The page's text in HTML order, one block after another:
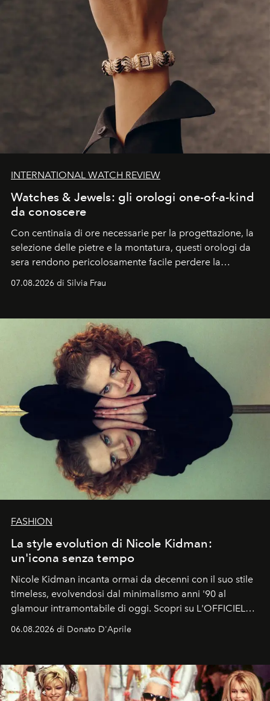
INTERNATIONAL WATCH REVIEW
Watches & Jewels: gli orologi one-of-a-kind
da conoscere
Con centinaia di ore necessarie per la progettazione, la
selezione delle pietre e la montatura, questi orologi da
sera rendono pericolosamente facile perdere la
07.08.2026 di Silvia Frau
FASHION
La style evolution di Nicole Kidman:
un'icona senza tempo
Nicole Kidman incanta ormai da decenni con il suo stile
timeless, evolvendosi dal minimalismo anni '90 al
glamour intramontabile di oggi. Scopri su L'OFFICIEL
06.08.2026 di Donato D'Aprile